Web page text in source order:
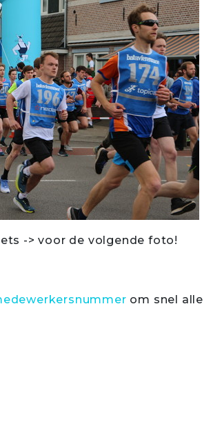
-> voor de volgende foto!
om snel alle